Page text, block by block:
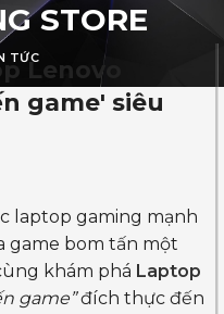
STORE
TỨC
Lenovo
game' siêu
laptop gaming mạnh
game bom tấn một
khám phá Laptop
game”đích thực đến